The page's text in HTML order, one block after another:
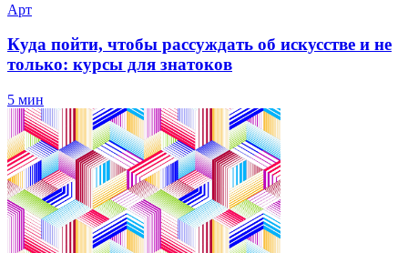
Арт
Куда пойти, чтобы рассуждать об искусстве и не
только: курсы для знатоков
5 мин